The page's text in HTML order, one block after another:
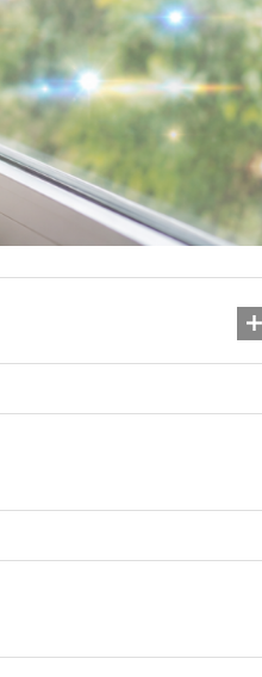
Стереокартинки: як